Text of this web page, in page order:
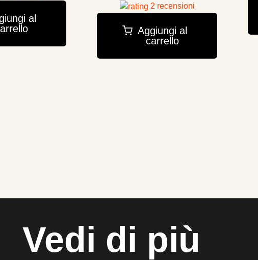
al
2 recensioni
Aggiungi al
carrello
Vedi di più